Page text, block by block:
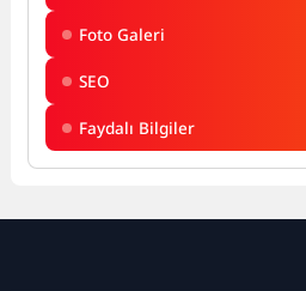
Foto Galeri
SEO
Faydalı Bilgiler